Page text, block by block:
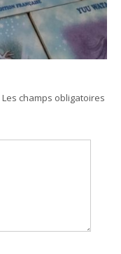
Les champs obligatoires